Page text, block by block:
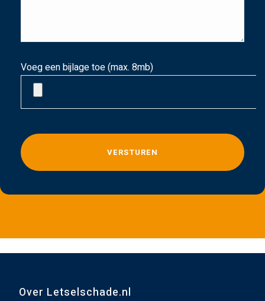
Voeg een bijlage toe (max. 8mb)
G
e
l
e
d
i
v
Over Letselschade.nl